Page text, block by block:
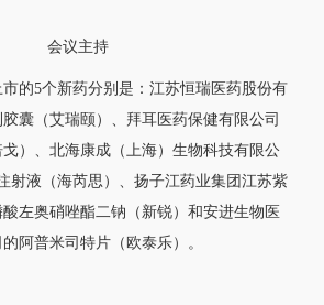
会议主持
市的5个新药分别是：江苏恒瑞医药股份有
囊（艾瑞颐）、拜耳医药保健有限公司
）、北海康成（上海）生物科技有限公
射液（海芮思）、扬子江药业集团江苏紫
左奥硝唑酯二钠（新锐）和安进生物医
阿普米司特片（欧泰乐）。